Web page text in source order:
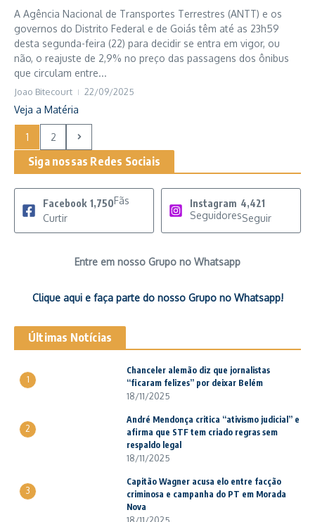
A Agência Nacional de Transportes Terrestres (ANTT) e os
governos do Distrito Federal e de Goiás têm até as 23h59
desta segunda-feira (22) para decidir se entra em vigor, ou
não, o reajuste de 2,9% no preço das passagens dos ônibus
que circulam entre...
Joao Bitecourt 22/09/2025
Veja a Matéria
1 2
Siga nossas Redes Sociais
Facebook 1,750Fãs
Curtir
Instagram 4,421
SeguidoresSeguir
Entre em nosso Grupo no Whatsapp
Clique aqui e faça parte do nosso Grupo no Whatsapp!
Últimas Notícias
1
Chanceler alemão diz que jornalistas
“ficaram felizes” por deixar Belém
18/11/2025
2
André Mendonça critica “ativismo judicial” e
afirma que STF tem criado regras sem
respaldo legal
18/11/2025
3
Capitão Wagner acusa elo entre facção
criminosa e campanha do PT em Morada
Nova
18/11/2025